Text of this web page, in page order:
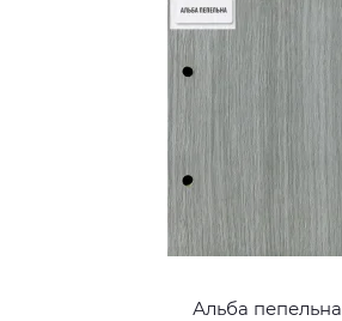
Альба пепельна